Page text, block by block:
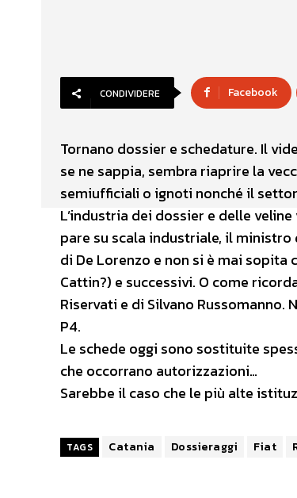
CONDIVIDERE Facebook
Tornano dossier e schedature. Il
se ne sappia, sembra riaprire la
semiufficiali o ignoti nonché il
L’industria dei dossier e delle
pare su scala industriale, il
di De Lorenzo e non si è mai
Cattin?) e successivi. O come
Riservati e di Silvano
P4.
Le schede oggi sono sostituite
che occorrano autorizzazioni…
Sarebbe il caso che le più alte
TAGS Catania Dossieraggi Fiat